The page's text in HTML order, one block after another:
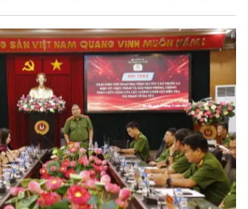
Nhì, 02 giải Ba và 02 giải Khuyến khích.